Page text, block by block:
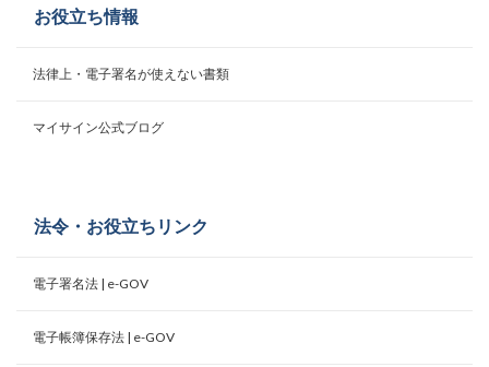
お役立ち情報
法律上・電子署名が使えない書類
マイサイン公式ブログ
法令・お役立ちリンク
電子署名法 | e-GOV
電子帳簿保存法 | e-GOV